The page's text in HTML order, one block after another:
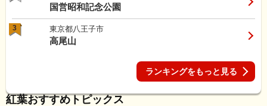
国営昭和記念公園
3 東京都八王子市
高尾山
ランキングをもっと見る
紅葉おすすめトピックス